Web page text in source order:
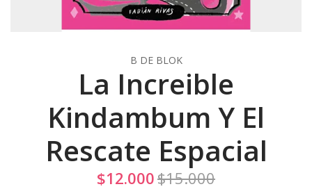
B DE BLOK
La Increible
Kindambum Y El
Rescate Espacial
$12.000$15.000